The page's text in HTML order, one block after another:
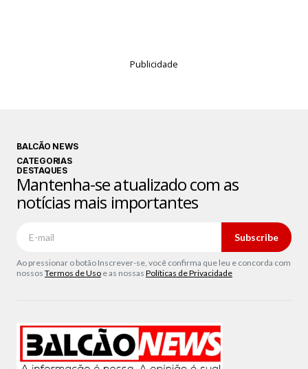
Publicidade
BALCÃO NEWS
CATEGORIAS
DESTAQUES
Mantenha-se atualizado com as
notícias mais importantes
Subscribe
Ao pressionar o botão Inscrever-se, você confirma que leu e concorda com
nossos Termos de Uso e as nossas Políticas de Privacidade